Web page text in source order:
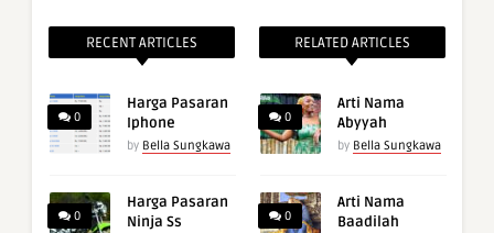
RECENT ARTICLES
0
Harga Pasaran
Iphone
by Bella Sungkawa
0
Harga Pasaran
Ninja Ss
RELATED ARTICLES
0
Arti Nama
Abyyah
by Bella Sungkawa
0
Arti Nama
Baadilah